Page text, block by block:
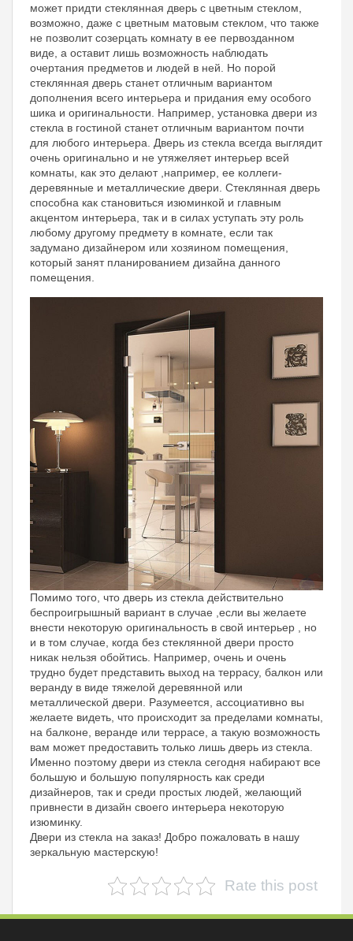
может придти стеклянная дверь с цветным стеклом,
возможно, даже с цветным матовым стеклом, что также
не позволит созерцать комнату в ее первозданном
виде, а оставит лишь возможность наблюдать
очертания предметов и людей в ней. Но порой
стеклянная дверь станет отличным вариантом
дополнения всего интерьера и придания ему особого
шика и оригинальности. Например, установка двери из
стекла в гостиной станет отличным вариантом почти
для любого интерьера. Дверь из стекла всегда выглядит
очень оригинально и не утяжеляет интерьер всей
комнаты, как это делают ,например, ее коллеги-
деревянные и металлические двери. Стеклянная дверь
способна как становиться изюминкой и главным
акцентом интерьера, так и в силах уступать эту роль
любому другому предмету в комнате, если так
задумано дизайнером или хозяином помещения,
который занят планированием дизайна данного
помещения.
Помимо того, что дверь из стекла действительно
беспроигрышный вариант в случае ,если вы желаете
внести некоторую оригинальность в свой интерьер , но
и в том случае, когда без стеклянной двери просто
никак нельзя обойтись. Например, очень и очень
трудно будет представить выход на террасу, балкон или
веранду в виде тяжелой деревянной или
металлической двери. Разумеется, ассоциативно вы
желаете видеть, что происходит за пределами комнаты,
на балконе, веранде или террасе, а такую возможность
вам может предоставить только лишь дверь из стекла.
Именно поэтому двери из стекла сегодня набирают все
большую и большую популярность как среди
дизайнеров, так и среди простых людей, желающий
привнести в дизайн своего интерьера некоторую
изюминку.
Двери из стекла на заказ! Добро пожаловать в нашу
зеркальную мастерскую!
Rate this post